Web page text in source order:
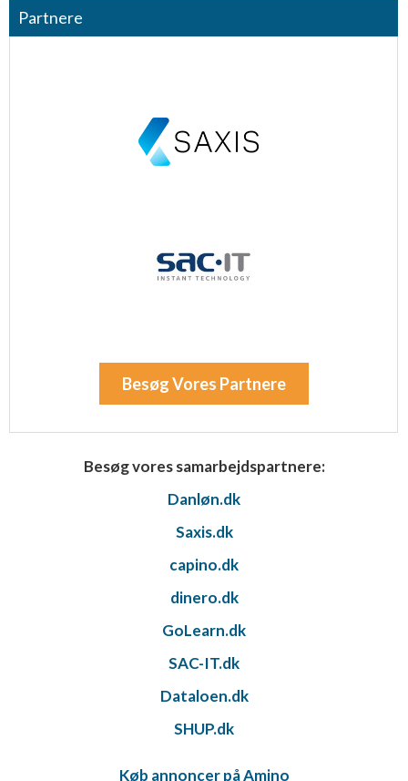
Partnere
Besøg Vores Partnere
Besøg vores samarbejdspartnere:
Danløn.dk
Saxis.dk
capino.dk
dinero.dk
GoLearn.dk
SAC-IT.dk
Dataloen.dk
SHUP.dk
Køb annoncer på Amino